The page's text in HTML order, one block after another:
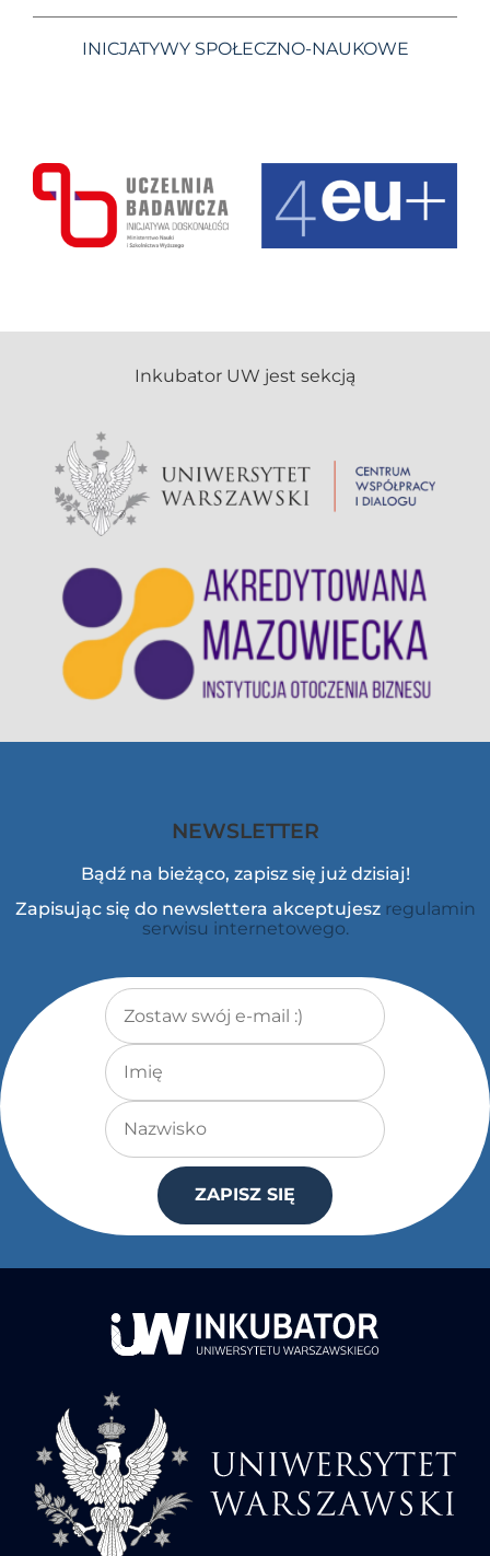
INICJATYWY SPOŁECZNO-NAUKOWE
NEWSLETTER
Bądź na bieżąco, zapisz się już dzisiaj!
Zapisując się do newslettera akceptujesz regulamin
serwisu internetowego.
Adres e-mail*
Imię
Nazwisko
ZAPISZ SIĘ